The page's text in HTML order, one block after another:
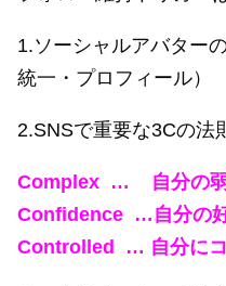
1.ソーシャルアバター
統一・プロフィール）
2.SNSで重要な3Cの法
Complex … 自分の弱
Confidence …自分の
Controlled … 自分にコ